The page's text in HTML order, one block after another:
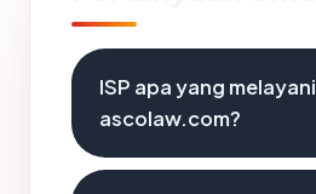
ISP apa yang melayani
ascolaw.com?